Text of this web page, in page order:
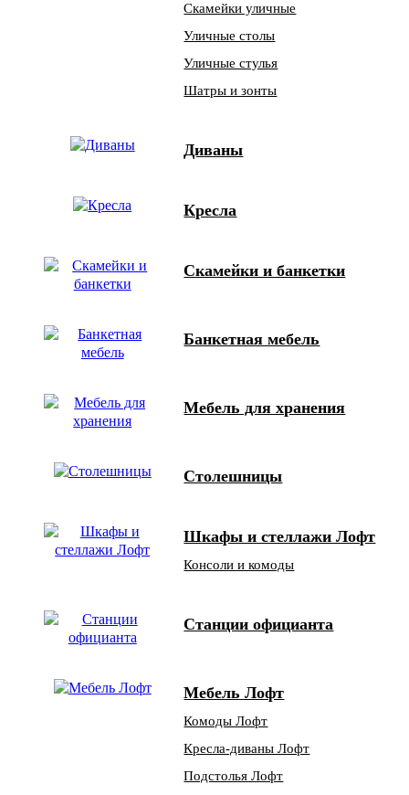
Скамейки уличные
Уличные столы
Уличные стулья
Шатры и зонты
Диваны
Кресла
Скамейки и банкетки
Банкетная мебель
Мебель для хранения
Столешницы
Шкафы и стеллажи Лофт
Консоли и комоды
Станции официанта
Мебель Лофт
Комоды Лофт
Кресла-диваны Лофт
Подстолья Лофт